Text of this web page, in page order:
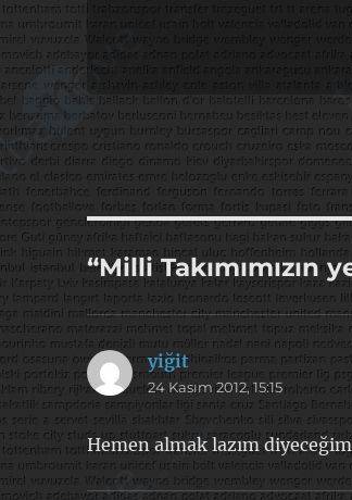
“Milli
yiğitdedi
ki:
24 Kasım 2012, 15:15
Hemen almak lazım